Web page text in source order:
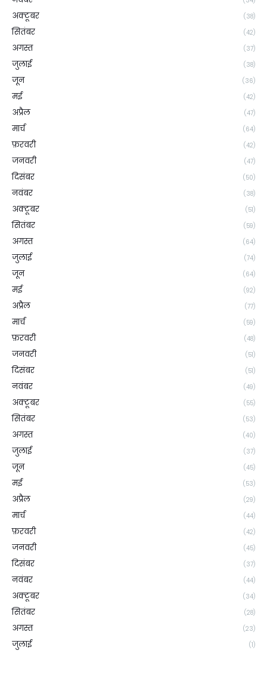
अक्टूबर (38)
सितंबर (42)
अगस्त (37)
जुलाई (38)
जून (36)
मई (42)
अप्रैल (47)
मार्च (64)
फ़रवरी (42)
जनवरी (47)
दिसंबर (50)
नवंबर (38)
अक्टूबर (51)
सितंबर (59)
अगस्त (64)
जुलाई (74)
जून (64)
मई (92)
अप्रैल (77)
मार्च (59)
फ़रवरी (48)
जनवरी (51)
दिसंबर (51)
नवंबर (49)
अक्टूबर (55)
सितंबर (53)
अगस्त (40)
जुलाई (37)
जून (45)
मई (53)
अप्रैल (29)
मार्च (44)
फ़रवरी (42)
जनवरी (45)
दिसंबर (37)
नवंबर (44)
अक्टूबर (34)
सितंबर (28)
अगस्त (23)
जुलाई (1)